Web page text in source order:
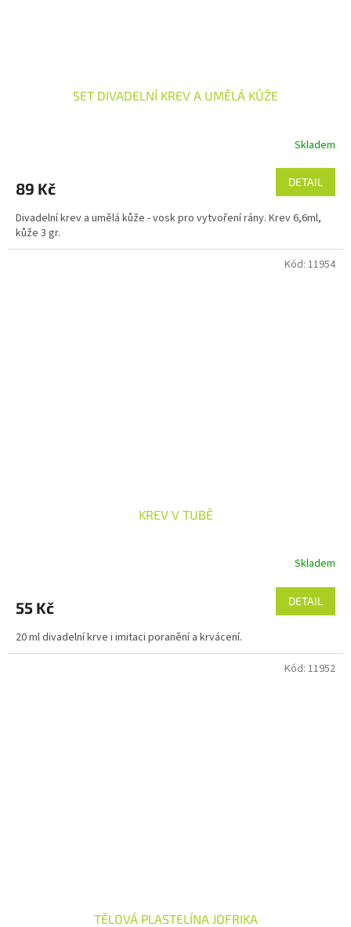
SET DIVADELNÍ KREV A UMĚLÁ KŮŽE
Skladem
89 Kč DETAIL
Divadelní krev a umělá kůže - vosk pro vytvoření rány. Krev 6,6ml,
kůže 3 gr.
KREV V TUBĚ
Skladem
55 Kč DETAIL
20 ml divadelní krve i imitaci poranění a krvácení.
Kód: 11954
TĚLOVÁ PLASTELÍNA JOFRIKA
Kód: 11952